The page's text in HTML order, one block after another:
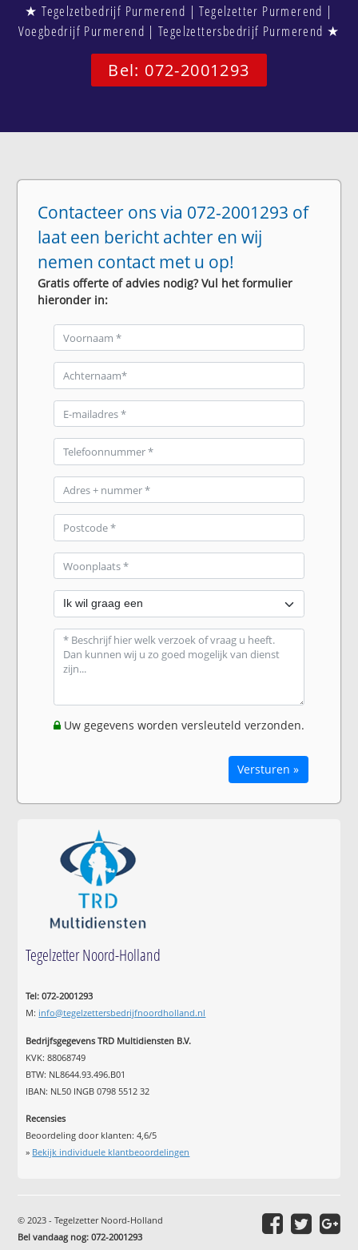
★ Tegelzetbedrijf Purmerend | Tegelzetter Purmerend |
Voegbedrijf Purmerend | Tegelzettersbedrijf Purmerend ★
Bel: 072-2001293
Contacteer ons via 072-2001293 of
laat een bericht achter en wij
nemen contact met u op!
Gratis offerte of advies nodig? Vul het formulier
hieronder in:
Uw gegevens worden versleuteld verzonden.
Versturen »
Tegelzetter Noord-Holland
Tel: 072-2001293
M: info@tegelzettersbedrijfnoordholland.nl
Bedrijfsgegevens TRD Multidiensten B.V.
KVK: 88068749
BTW: NL8644.93.496.B01
IBAN: NL50 INGB 0798 5512 32
Recensies
Beoordeling door klanten:4,6/5
» Bekijk individuele klantbeoordelingen
© 2023 - Tegelzetter Noord-Holland
Bel vandaag nog: 072-2001293